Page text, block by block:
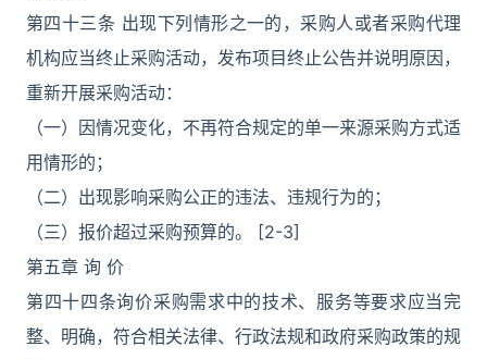
第四十三条 出现下列情形之一的，采购人或者采购代理
机构应当终止采购活动，发布项目终止公告并说明原因，
重新开展采购活动：
（一）因情况变化，不再符合规定的单一来源采购方式适
用情形的；
（二）出现影响采购公正的违法、违规行为的；
（三）报价超过采购预算的。 [2-3]
第五章 询 价
第四十四条询价采购需求中的技术、服务等要求应当完
整、明确，符合相关法律、行政法规和政府采购政策的规